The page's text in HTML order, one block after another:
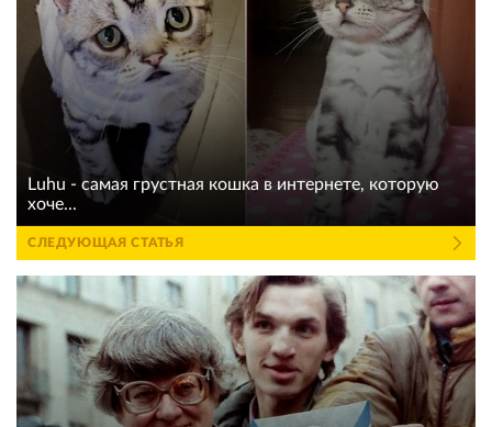
Luhu - самая грустная кошка в интернете, которую
хоче...
СЛЕДУЮЩАЯ СТАТЬЯ